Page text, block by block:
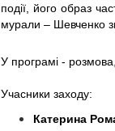
події, його образ
мурали – Шевченко
У програмі -
Учасники заходу:
Катерина